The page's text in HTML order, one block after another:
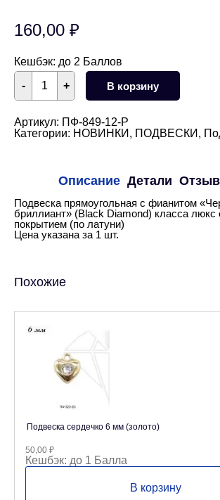
160,00 ₽
Кешбэк: до 2 Баллов
+
Количество
товара
Подвеска
с
фианитом
мм
(родий)
- В корзину
Артикул: ПФ-849-12-Р
Категории: НОВИНКИ , ПОДВЕСКИ ,
Описание Детали
Подвеска прямоугольная с фианитом
бриллиант» (Black Diamond) класса
покрытием (по латуни)
Цена указана за 1 шт.
Похожие
Подвеска сердечко 6 мм (золото)
50,00 ₽
Кешбэк: до 1 Балла
В корзину